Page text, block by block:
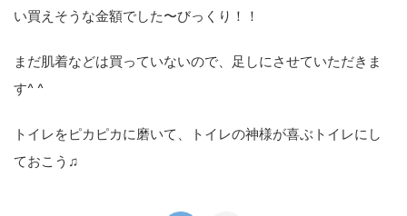
い買えそうな金額でした〜びっくり！！
まだ肌着などは買っていないので、足しにさせていただきま
す^ ^
トイレをピカピカに磨いて、トイレの神様が喜ぶトイレにし
ておこう♫